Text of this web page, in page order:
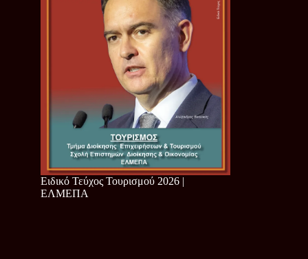
Ειδικό Τεύχος Τουρισμού 2026 |
ΕΛΜΕΠΑ